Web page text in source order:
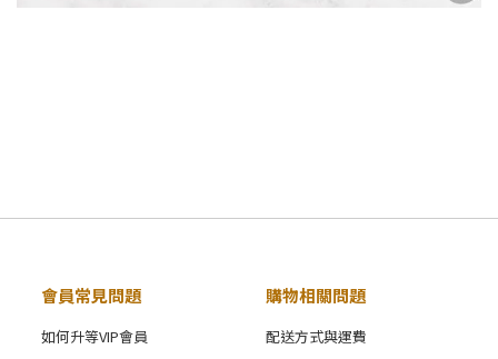
會員常見問題
如何升等VIP會員
購物相關問題
配送方式與運費